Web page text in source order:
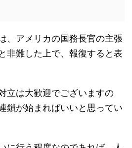
、アメリカの国務長官の主張
非難した上で、報復すると表
立は大歓迎でございますの
鎖が始まればいいと思ってい